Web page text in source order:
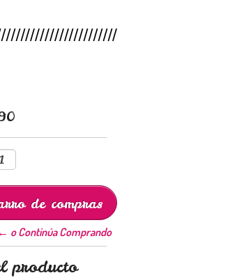
← o Continúa Comprando
producto